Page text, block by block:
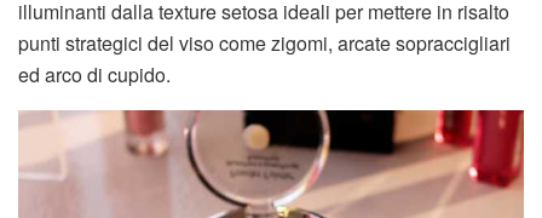
illuminanti dalla texture setosa ideali per mettere in risalto
punti strategici del viso come zigomi, arcate sopraccigliari
ed arco di cupido.